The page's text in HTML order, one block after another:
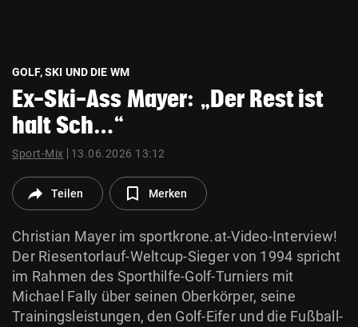
eingeben
© Krone Multimedia GmbH & Co KG 2026
GOLF, SKI UND DIE WM
Ex-Ski-Ass Mayer: „Der Rest ist
halt Sch…“
Sport-Mix 13.06.2026 13:12
Teilen Merken
Christian Mayer im sportkrone.at-Video-Interview!
Der Riesentorlauf-Weltcup-Sieger von 1994 spricht
im Rahmen des Sporthilfe-Golf-Turniers mit
Michael Fally über seinen Oberkörper, seine
Trainingsleistungen, den Golf-Eifer und die Fußball-